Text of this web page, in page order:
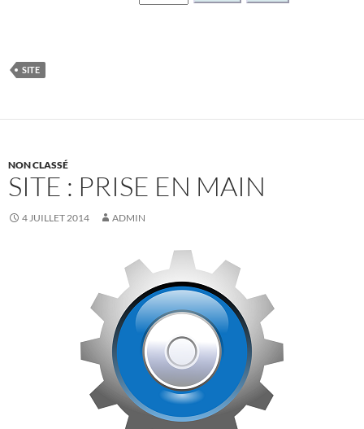
SITE
NON CLASSÉ
SITE : PRISE EN MAIN
4 JUILLET 2014 ADMIN